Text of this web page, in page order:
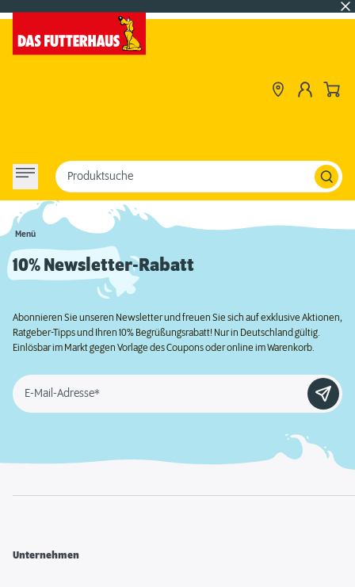
Menü
Produktsuche
10% Newsletter-Rabatt
Abonnieren Sie unseren Newsletter und freuen Sie sich auf exklusive Aktionen,
Ratgeber-Tipps und Ihren 10% Begrüßungsrabatt! Nur in Deutschland gültig.
Einlösbar im Markt gegen Vorlage des Coupons oder online im Warenkorb.
E-Mail-Adresse*
Unternehmen